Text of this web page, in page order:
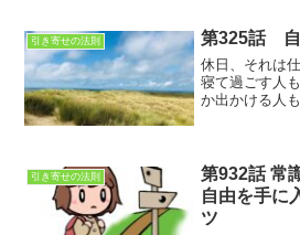
引き寄せの法則 第325話 自
休日、それは
寝て過ごす人
か出かける人
実させますか
引き寄せの法則
第932話 常
自由を手に
ツ